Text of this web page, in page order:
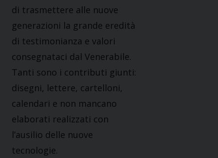
di trasmettere alle nuove
generazioni la grande eredità
di testimonianza e valori
consegnataci dal Venerabile.
Tanti sono i contributi giunti:
disegni, lettere, cartelloni,
calendari e non mancano
elaborati realizzati con
l’ausilio delle nuove
tecnologie.